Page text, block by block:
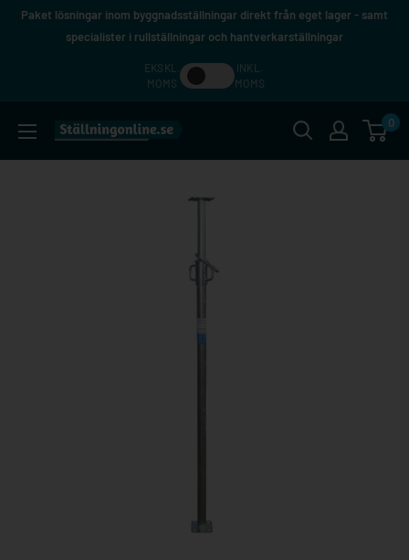
HoppaPaket lösningar inom byggnadsställningar direkt från eget lager - samt
specialister i rullställningar och hantverkarställningar
EKSKL.
MOMS
INKL.
MOMS
Ställningonline.se
0